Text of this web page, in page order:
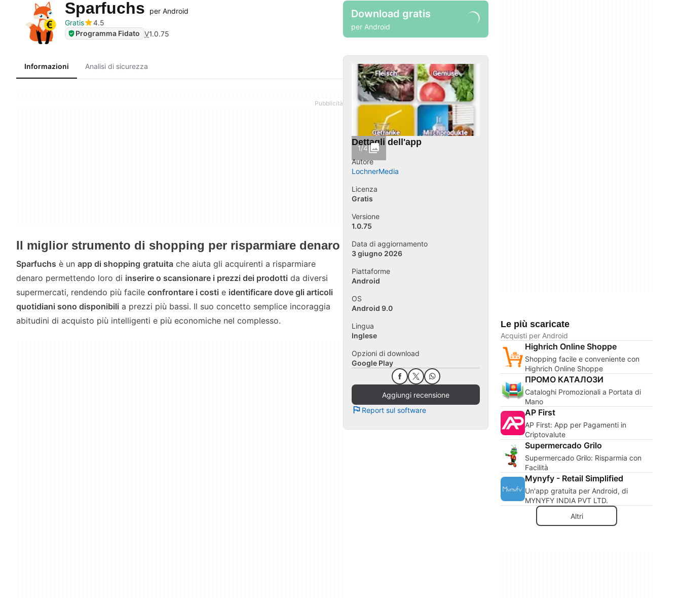
Sparfuchs
per Android
Gratis
4.5
Programma Fidato V1.0.75
Download gratis
per Android
Informazioni Analisi di sicurezza
Il miglior strumento di shopping per risparmiare denaro
Sparfuchs è un app di shopping gratuita che aiuta gli acquirenti a risparmiare
denaro permettendo loro di inserire o scansionare i prezzi dei prodotti da diversi
supermercati, rendendo più facile confrontare i costi e identificare dove gli articoli
quotidiani sono disponibili a prezzi più bassi. Il suo concetto semplice incoraggia
abitudini di acquisto più intelligenti e più economiche nel complesso.
1/4
Dettagli dell'app
Autore
LochnerMedia
Licenza
Gratis
Versione
1.0.75
Data di aggiornamento
3 giugno 2026
Piattaforme
Android
OS
Android 9.0
Lingua
Inglese
Opzioni di download
Google Play
Aggiungi recensione
Report sul software
Le più scaricate
Acquisti per Android
Highrich Online Shoppe
Shopping facile e conveniente con
Highrich Online Shoppe
ПРОМО КАТАЛОЗИ
Cataloghi Promozionali a Portata di
Mano
AP First
AP First: App per Pagamenti in
Criptovalute
Supermercado Grilo
Supermercado Grilo: Risparmia con
Facilità
Mynyfy - Retail Simplified
Un'app gratuita per Android, di
MYNYFY INDIA PVT LTD.
Altri